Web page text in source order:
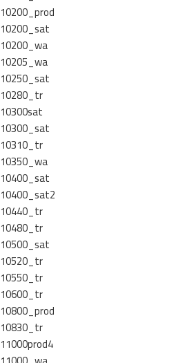
10200_prod
10200_sat
10200_wa
10205_wa
10250_sat
10280_tr
10300sat
10300_sat
10310_tr
10350_wa
10400_sat
10400_sat2
10440_tr
10480_tr
10500_sat
10520_tr
10550_tr
10600_tr
10800_prod
10830_tr
11000prod4